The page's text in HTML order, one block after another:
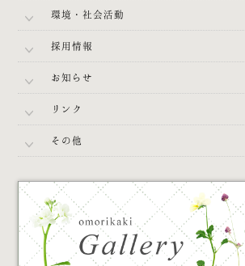
環境・社会活動
採用情報
お知らせ
リンク
その他